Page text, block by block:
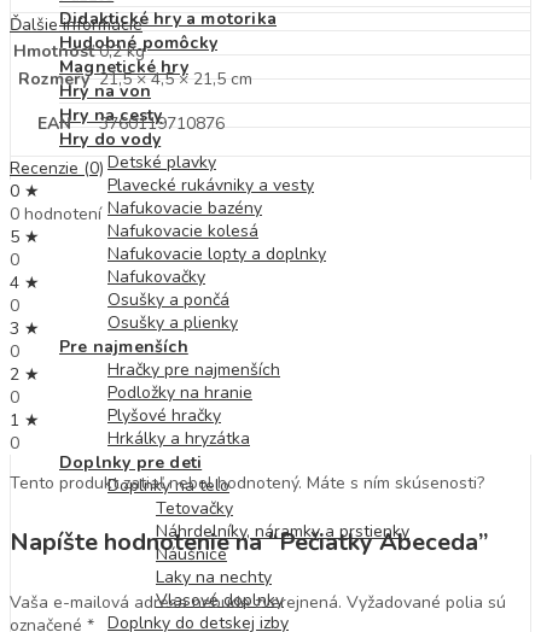
Didaktické hry a motorika
Hudobné pomôcky
Magnetické hry
Hry na von
Hry na cesty
Hry do vody
Detské plavky
Plavecké rukávniky a vesty
Nafukovacie bazény
Nafukovacie kolesá
Nafukovacie lopty a doplnky
Nafukovačky
Osušky a pončá
Osušky a plienky
Pre najmenších
Hračky pre najmenších
Podložky na hranie
Plyšové hračky
Hrkálky a hryzátka
Doplnky pre deti
Doplnky na telo
Tetovačky
Náhrdelníky, náramky a prstienky
Náušnice
Laky na nechty
Vlasové doplnky
Doplnky do detskej izby
Ďalšie informácie
Hmotnosť 0,2 kg
Rozmery 21,5 × 4,5 × 21,5 cm
EAN
3760119710876
Recenzie (0)
0 ★
0 hodnotení
5 ★
0
4 ★
0
3 ★
0
2 ★
0
1 ★
0
Tento produkt zatiaľ nebol hodnotený. Máte s ním skúsenosti?
Napíšte hodnotenie na “Pečiatky Abeceda”
Vaša e-mailová adresa nebude zverejnená. Vyžadované polia sú
označené *